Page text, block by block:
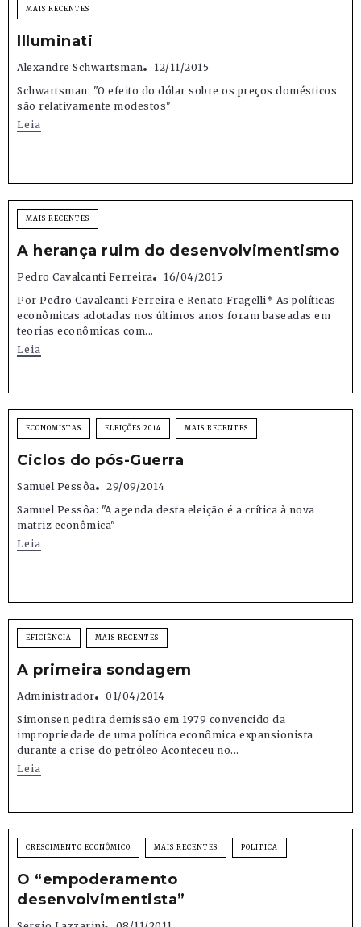
MAIS RECENTES
Illuminati
Alexandre Schwartsman
12/11/2015
Schwartsman: "O efeito do dólar sobre os preços domésticos
são relativamente modestos"
Leia
MAIS RECENTES
A herança ruim do desenvolvimentismo
Pedro Cavalcanti Ferreira
16/04/2015
Por Pedro Cavalcanti Ferreira e Renato Fragelli* As políticas
econômicas adotadas nos últimos anos foram baseadas em
teorias econômicas com...
Leia
ECONOMISTAS ELEIÇÕES 2014 MAIS RECENTES
Ciclos do pós-Guerra
Samuel Pessôa
29/09/2014
Samuel Pessôa: "A agenda desta eleição é a crítica à nova
matriz econômica"
Leia
EFICIÊNCIA MAIS RECENTES
A primeira sondagem
Administrador
01/04/2014
Simonsen pedira demissão em 1979 convencido da
impropriedade de uma política econômica expansionista
durante a crise do petróleo Aconteceu no...
Leia
CRESCIMENTO ECONÔMICO MAIS RECENTES POLITICA
O “empoderamento
desenvolvimentista”